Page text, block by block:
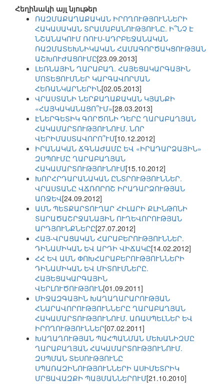
Հեղինակի այլ նյութեր
ՌԱԶՄԱՔԱՂԱՔԱԿԱՆ ԻՐՈՂՈՒԹՅՈՒՆՆԵՐԻ
ՀԱԿԱՍԱԿԱՆ ՏՐԱՄԱԲԱՆՈՒԹՅՈՒՆԸ. Ի՞ՆՉ Է
ՆՇԱՆԱԿՈՒՄ ՌՈՒՍ-ԱԴՐԲԵՋԱՆԱԿԱՆ
ՌԱԶՄԱՏԵԽՆԻԿԱԿԱՆ ՀԱՄԱԳՈՐԾԱԿՑՈՒԹՅԱՆ
ԱՇԽՈՒԺԱՑՈՒՄԸ[23.09.2013]
ԼԵՌՆԱՅԻՆ ՂԱՐԱԲԱՂ. ՀԱՅԵՑԱԿԱՐԳԱՅԻՆ
ՄՈՏԵՑՈՒՄՆԵՐ ԿԱՐԳԱՎՈՐՄԱՆ
ՀԵՌԱՆԿԱՐՆԵՐԻՆ[02.05.2013]
ՎՐԱՍՏԱՆԻ ՆԵՐՔԱՂԱՔԱԿԱՆ ԿՅԱՆՔԻ
«ՀԱՅԿԱԿԱՆԱՑՈ՞ՒՄ»[28.03.2013]
ԷՆԵՐԳԵՏԻԿ ԳՈՐԾՈՆԻ ԴԵՐԸ ՂԱՐԱԲԱՂՅԱՆ
ՀԱԿԱՄԱՐՏՈՒԹՅՈՒՆՈՒՄ. ՆՈՐ
ՎԵՐԻՄԱՍՏԱՎՈՐՈ՞ՒՄ[10.12.2012]
ԻՐԱՆԱԿԱՆ ՃԳՆԱԺԱՄԸ ԵՎ «ԻՐԱԴԱՐՁԱՅԻՆ»
ԶՍՊՈՒՄԸ ՂԱՐԱԲԱՂՅԱՆ
ՀԱԿԱՄԱՐՏՈՒԹՅՈՒՆՈՒՄ[15.10.2012]
ԽՈՐՀՐԴԱՐԱՆԱԿԱՆ ԸՆՏՐՈՒԹՅՈՒՆՆԵՐ.
ՎՐԱՍՏԱՆԸ ՎՃՌՈՐՈՇ ԻՐԱԴԱՐՁՈՒԹՅԱՆ
ԱՌՋԵՎ[24.09.2012]
ԱՄՆ ՊԵՏՔԱՐՏՈՒՂԱՐ ՀԻԼԱՐԻ ՔԼԻՆԹՈՆԻ
ՏԱՐԱԾԱՇՐՋԱՆԱՅԻՆ ՈՒՂԵՎՈՐՈՒԹՅԱՆ
ԱՐԴՅՈՒՆՔՆԵՐԸ[27.07.2012]
ՀԱՅ-ՎՐԱՑԱԿԱՆ ՀԱՐԱԲԵՐՈՒԹՅՈՒՆՆԵՐ.
ԴԻՆԱՄԻԿԱՆ ԵՎ ԱՐԴԻ ՎԻՃԱԿԸ[14.02.2012]
ՀՀ ԵՎ ԱՄՆ ՓՈԽՀԱՐԱԲԵՐՈՒԹՅՈՒՆՆԵՐԻ
ԴԻՆԱՄԻԿԱՆ ԵՎ ՄԻՏՈՒՄՆԵՐԸ.
ՀԱՅԵՑԱԿԱՐԳԱՅԻՆ
ՎԵՐԼՈՒԾՈՒԹՅՈՒՆ[01.09.2011]
ՄԻՋԱԶԳԱՅԻՆ ԽԱՂԱՂԱՐԱՐՈՒԹՅԱՆ
ՀՆԱՐԱՎՈՐՈՒԹՅՈՒՆՆԵՐԸ ՂԱՐԱԲԱՂՅԱՆ
ՀԱԿԱՄԱՐՏՈՒԹՅՈՒՆՈՒՄ. ԱՌԱՍՊԵԼՆԵՐ ԵՎ
ԻՐՈՂՈՒԹՅՈՒՆՆԵՐ[07.02.2011]
ԽԱՂԱՂՈՒԹՅԱՆ ՊԱՀՊԱՆՄԱՆ ՄԵԽԱՆԻԶՄԸ
ՂԱՐԱԲԱՂՅԱՆ ՀԱԿԱՄԱՐՏՈՒԹՅՈՒՆՈՒՄ.
ԶՍՊՄԱՆ ՏԵՍՈՒԹՅՈՒՆԸ
ՍՊԱՌԱԶԻՆՈՒԹՅՈՒՆՆԵՐԻ ԱՍԻՄԵՏՐԻԿ
ՄՐՑԱՎԱԶՔԻ ՊԱՅՄԱՆՆԵՐՈՒՄ[21.10.2010]